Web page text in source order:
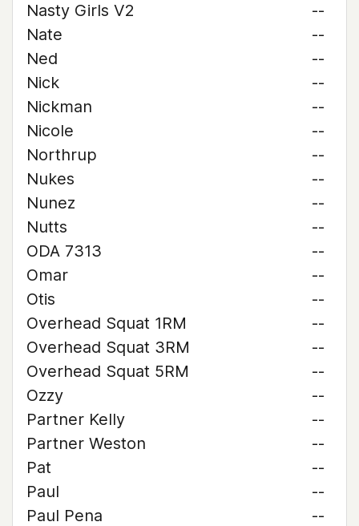
Nasty Girls V2
--
Nate
--
Ned
--
Nick
--
Nickman
--
Nicole
--
Northrup
--
Nukes
--
Nunez
--
Nutts
--
ODA 7313
--
Omar
--
Otis
--
Overhead Squat 1RM
--
Overhead Squat 3RM
--
Overhead Squat 5RM
--
Ozzy
--
Partner Kelly
--
Partner Weston
--
Pat
--
Paul
--
Paul Pena
--